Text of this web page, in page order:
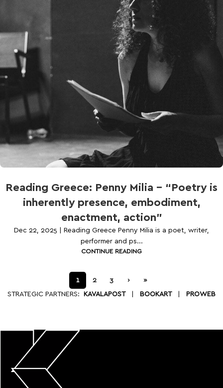
Reading Greece: Penny Milia – “Poetry is
inherently presence, embodiment,
enactment, action”
Dec 22, 2025 | Reading Greece Penny Milia is a poet, writer,
performer and ps...
CONTINUE READING
1 2 3 ›
»
STRATEGIC PARTNERS:
KAVALAPOST| BOOKART| PROWEB